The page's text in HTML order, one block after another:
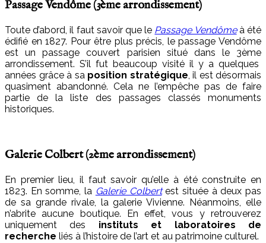
Passage Vendôme (3èmearrondissement)
Toute d’abord, il faut savoir que le Passage Vendômeà été
édifié en 1827. Pour être plus précis, le passage Vendôme
est un passage couvert parisien situé dans le 3ème
arrondissement. S’il fut beaucoup visité il y a quelques
années grâce à sa position stratégique, il est désormais
quasiment abandonné. Cela ne l’empêche pas de faire
partie de la liste des passages classés monuments
historiques.
Galerie Colbert (2èmearrondissement)
En premier lieu, il faut savoir qu’elle à été construite en
1823. En somme, la Galerie Colbertest située à deux pas
de sa grande rivale, la galerie Vivienne. Néanmoins, elle
n’abrite aucune boutique. En effet, vous y retrouverez
uniquement des instituts et laboratoires de
recherche liés à l’histoire de l’art et au patrimoine culturel.